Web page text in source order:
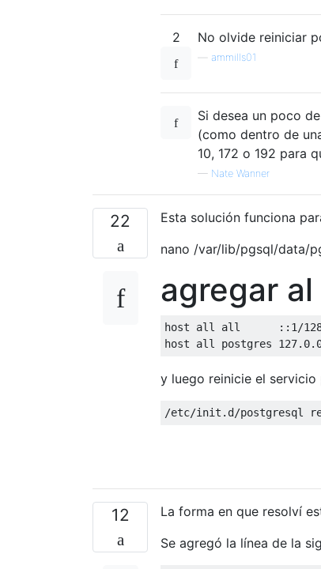
2 No olvide reiniciar
ammills01
Si desea un poco
(como dentro de
10, 172 o 192 para
— Nate Wanner
22
Esta solución funciona
nano /var/lib/pgsql/data/
agregar
host all all :: 1 /
host all postgres
y luego reinicie el servicio
/etc/init . d/postgresql
12
La forma en que resolví
Se agregó la línea de la